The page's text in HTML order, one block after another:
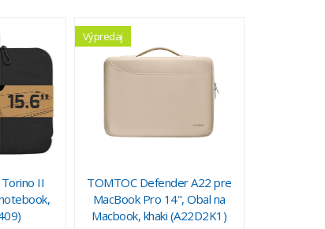
Torino II
Výpredaj
TOMTOC Defender A22 pre
MacBook Pro 14", Obal na
Macbook, khaki (A22D2K1)